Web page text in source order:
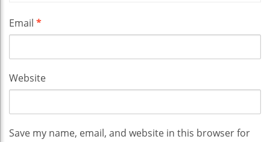
Email *
Website
Save my name, email, and website in this browser for